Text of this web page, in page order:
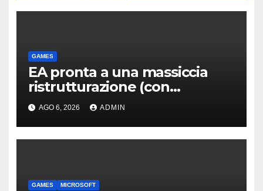
GAMES
EA pronta a una massiccia
ristrutturazione (con
licenziamenti) dopo l’addio
alla Borsa?
AGO 6, 2026 ADMIN
GAMES MICROSOFT